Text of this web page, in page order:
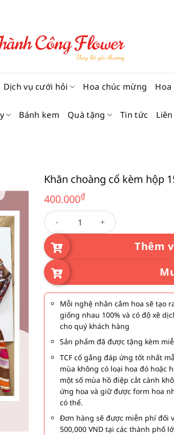
Dịch vụ cưới hỏi Hoa chúc mừng
Bánh kem Quà tặng Tin tức
Khăn choàng cổ kèm hộp
400.000₫
Khăn choàng cổ kèm hộp 15 số
Thêm
Mỗi nghệ nhân cắm hoa sẽ tạo
giống nhau 100% và có độ xê
cho quý khách hàng
Sản phẩm đã được tặng kèm
TCF cố gắng đáp ứng tốt nhất
mùa không có loại hoa đó hoặc
một số mùa hồ điệp cắt cành
ứng hoa và giữ được form hoa
có thể.
Đơn hàng sẽ được miễn phí đối
500,000 VND tại các thành phố